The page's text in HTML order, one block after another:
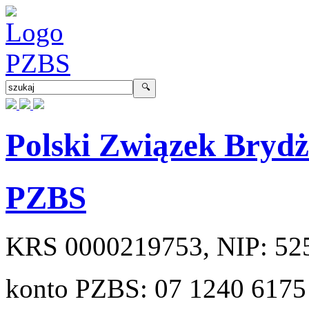
Polski Związek
PZBS
KRS 0000219753, NIP:
konto PZBS: 07 1240